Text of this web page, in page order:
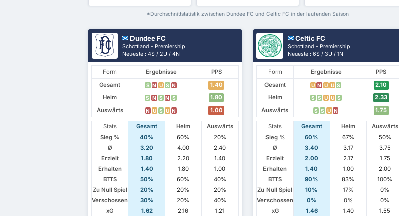
*Durchschnittstatistik zwischen Dundee FC und Celtic FC in der laufenden Saison
Dundee FC
Schottland - Premiership
Neueste : 4S / 2U / 4N
Form Ergebnisse
PPS
Gesamt
S N U S N
1.40
Heim
S N S N S
1.80
Auswärts
N U S U N 1.00
Stats Gesamt Heim
Auswärts
Sieg %
40% 60%
20%
Ø
3.20 4.00
2.40
Erzielt
1.80 2.20
1.40
Erhalten
1.40 1.80
1.00
BTTS
50% 60%
40%
Zu Null Spiel
20% 20%
20%
Verschossen
30% 20%
40%
xG
1.62 2.16
1.21
Celtic FC
Schottland - Premiership
Neueste : 6S / 3U / 1N
Form Ergebnisse
PPS
Gesamt
U N U U S
2.10
Heim
S S U U S
2.33
Auswärts
S S U N 1.75
Stats Gesamt Heim
Auswärts
Sieg %
60% 67%
50%
Ø
3.40 3.17
3.75
Erzielt
2.00 2.17
1.75
Erhalten
1.40 1.00
2.00
BTTS
90% 83%
100%
Zu Null Spiel
10% 17%
0%
Verschossen
0% 0%
0%
xG
1.46 1.40
1.55